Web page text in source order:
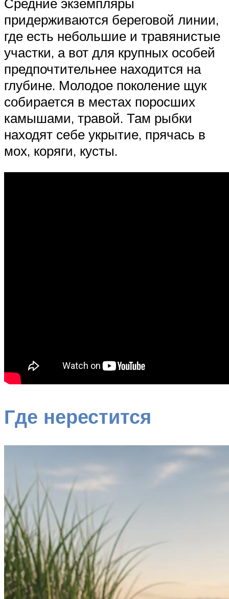
придерживаются береговой линии,
где есть небольшие и травянистые
участки, а вот для крупных особей
предпочтительнее находится на
глубине. Молодое поколение щук
собирается в местах поросших
камышами, травой. Там рыбки
находят себе укрытие, прячась в
мох, коряги, кусты.
Где нерестится